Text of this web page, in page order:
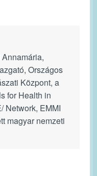
Országos
Központ, a
for Health in
Network, EMMI
magyar nemzeti